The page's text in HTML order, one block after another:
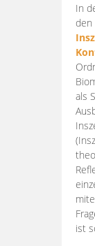
In
den
als
ist